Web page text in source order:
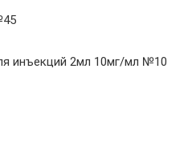
инъекций 2мл 10мг/мл №10